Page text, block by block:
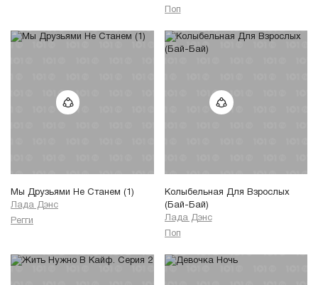
Поп
Мы Друзьями Не Станем (1)
Лада Дэнс
Регги
Колыбельная Для Взрослых
(Бай-Бай)
Лада Дэнс
Поп